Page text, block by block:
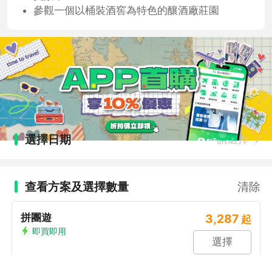
參觀一個以桶裝酒窖為特色的釀酒廠莊園
選擇日期 請選擇
查看方案及選擇數量 清除
拼團遊
即買即用
3,287 起
選擇